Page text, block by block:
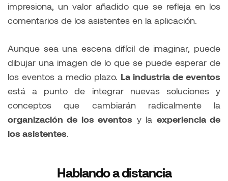
impresiona, un valor añadido que se refleja en los
comentarios de los asistentes en la aplicación.
Aunque sea una escena difícil de imaginar, puede
dibujar una imagen de lo que se puede esperar de
los eventos a medio plazo. La industria de eventos
está a punto de integrar nuevas soluciones y
conceptos que cambiarán radicalmente la
organización de los eventos y la experiencia de
los asistentes.
Hablando a distancia